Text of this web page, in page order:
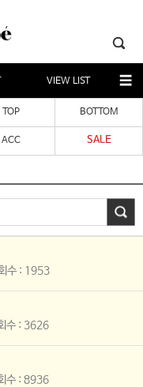
VIEW LIST
TOP BOTTOM
ACC SALE
수 : 1953
수 : 3626
수 : 8936